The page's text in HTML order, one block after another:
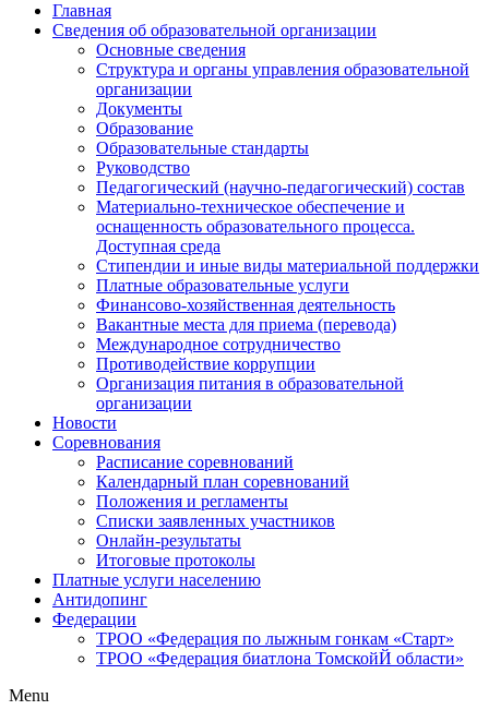
Главная
Сведения об образовательной организации
Основные сведения
Структура и органы управления образовательной
организации
Документы
Образование
Образовательные стандарты
Руководство
Педагогический (научно-педагогический) состав
Материально-техническое обеспечение и
оснащенность образовательного процесса.
Доступная среда
Стипендии и иные виды материальной поддержки
Платные образовательные услуги
Финансово-хозяйственная деятельность
Вакантные места для приема (перевода)
Международное сотрудничество
Противодействие коррупции
Организация питания в образовательной
организации
Новости
Соревнования
Расписание соревнований
Календарный план соревнований
Положения и регламенты
Списки заявленных участников
Онлайн-результаты
Итоговые протоколы
Платные услуги населению
Антидопинг
Федерации
ТРОО «Федерация по лыжным гонкам «Старт»
ТРОО «Федерация биатлона ТомскойЙ области»
Menu